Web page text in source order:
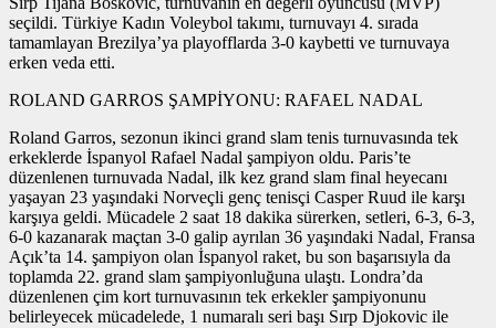
seçildi. Türkiye Kadın Voleybol takımı, turnuvayı 4. sırada
tamamlayan Brezilya’ya playofflarda 3-0 kaybetti ve turnuvaya
erken veda etti.
ROLAND GARROS ŞAMPİYONU: RAFAEL NADAL
Roland Garros, sezonun ikinci grand slam tenis turnuvasında tek
erkeklerde İspanyol Rafael Nadal şampiyon oldu. Paris’te
düzenlenen turnuvada Nadal, ilk kez grand slam final heyecanı
yaşayan 23 yaşındaki Norveçli genç tenisçi Casper Ruud ile karşı
karşıya geldi. Mücadele 2 saat 18 dakika sürerken, setleri, 6-3, 6-3,
6-0 kazanarak maçtan 3-0 galip ayrılan 36 yaşındaki Nadal, Fransa
Açık’ta 14. şampiyon olan İspanyol raket, bu son başarısıyla da
toplamda 22. grand slam şampiyonluğuna ulaştı. Londra’da
düzenlenen çim kort turnuvasının tek erkekler şampiyonunu
belirleyecek mücadelede, 1 numaralı seri başı Sırp Djokovic ile